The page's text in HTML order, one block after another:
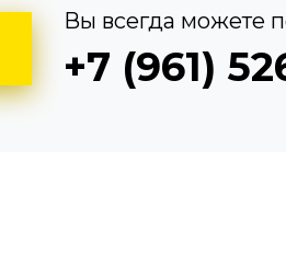
Вы всегда можете
+7 (961)